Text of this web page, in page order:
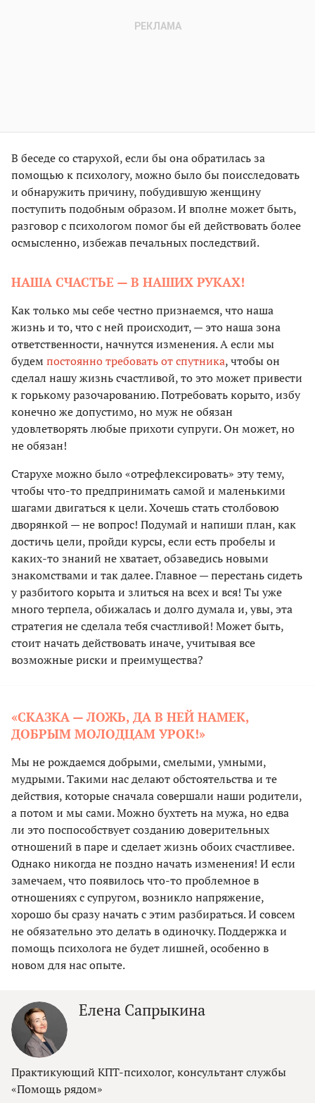
В беседе со старухой, если бы она обратилась за
помощью к психологу, можно было бы поисследовать
и обнаружить причину, побудившую женщину
поступить подобным образом. И вполне может быть,
разговор с психологом помог бы ей действовать более
осмысленно, избежав печальных последствий.
НАША СЧАСТЬЕ — В НАШИХ РУКАХ!
Как только мы себе честно признаемся, что наша
жизнь и то, что с ней происходит, — это наша зона
ответственности, начнутся изменения. А если мы
будемпостоянно требовать от спутника, чтобы он
сделал нашу жизнь счастливой, то это может привести
к горькому разочарованию. Потребовать корыто, избу
конечно же допустимо, но муж не обязан
удовлетворять любые прихоти супруги. Он может, но
не обязан!
Старухе можно было «отрефлексировать» эту тему,
чтобы что-то предпринимать самой и маленькими
шагами двигаться к цели. Хочешь стать столбовою
дворянкой — не вопрос! Подумай и напиши план, как
достичь цели, пройди курсы, если есть пробелы и
каких-то знаний не хватает, обзаведись новыми
знакомствами и так далее. Главное — перестань сидеть
у разбитого корыта и злиться на всех и вся! Ты уже
много терпела, обижалась и долго думала и, увы, эта
стратегия не сделала тебя счастливой! Может быть,
стоит начать действовать иначе, учитывая все
возможные риски и преимущества?
«СКАЗКА — ЛОЖЬ, ДА В НЕЙ НАМЕК,
ДОБРЫМ МОЛОДЦАМ УРОК!»
Мы не рождаемся добрыми, смелыми, умными,
мудрыми. Такими нас делают обстоятельства и те
действия, которые сначала совершали наши родители,
а потом и мы сами. Можно бухтеть на мужа, но едва
ли это поспособствует созданию доверительных
отношений в паре и сделает жизнь обоих счастливее.
Однако никогда не поздно начать изменения! И если
замечаем, что появилось что-то проблемное в
отношениях с супругом, возникло напряжение,
хорошо бы сразу начать с этим разбираться. И совсем
не обязательно это делать в одиночку. Поддержка и
помощь психолога не будет лишней, особенно в
новом для нас опыте.
Елена Сапрыкина
Практикующий КПТ-психолог, консультант службы
«Помощь рядом»